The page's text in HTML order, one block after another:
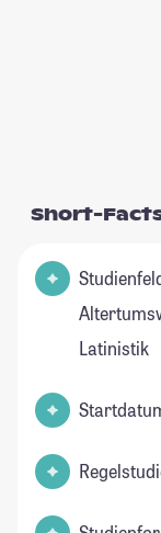
Short-
Latinistik